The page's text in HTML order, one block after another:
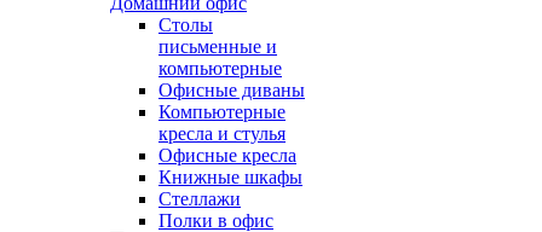
Столы
письменные и
компьютерные
Офисные диваны
Компьютерные
кресла и стулья
Офисные кресла
Книжные шкафы
Стеллажи
Полки в офис